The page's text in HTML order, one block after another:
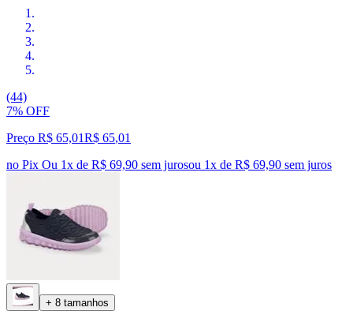
(44)
7% OFF
Preço R$ 65,01R$ 65,01
no Pix Ou 1x de R$ 69,90 sem jurosou 1x de R$ 69,90 sem juros
+ 8 tamanhos